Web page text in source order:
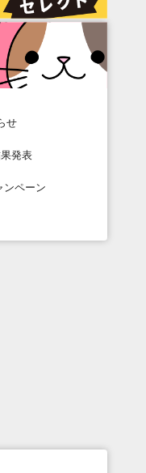
せ
発表
ンペーン